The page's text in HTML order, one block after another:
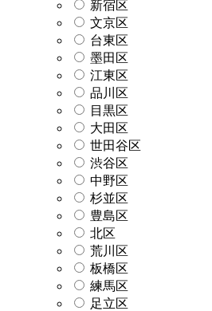
新宿区
文京区
台東区
墨田区
江東区
品川区
目黒区
大田区
世田谷区
渋谷区
中野区
杉並区
豊島区
北区
荒川区
板橋区
練馬区
足立区